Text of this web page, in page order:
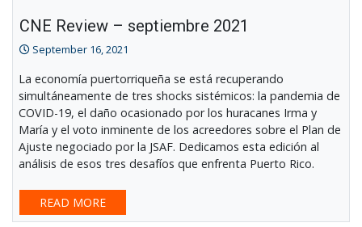
CNE Review – septiembre 2021
September 16, 2021
La economía puertorriqueña se está recuperando
simultáneamente de tres shocks sistémicos: la pandemia de
COVID-19, el daño ocasionado por los huracanes Irma y
María y el voto inminente de los acreedores sobre el Plan de
Ajuste negociado por la JSAF. Dedicamos esta edición al
análisis de esos tres desafíos que enfrenta Puerto Rico.
READ MORE